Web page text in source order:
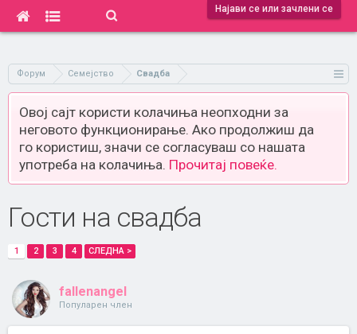
Најави се или зачлени се
Форум Семејство Свадба
Овој сајт користи колачиња неопходни за
неговото функционирање. Ако продолжиш да
го користиш, значи се согласуваш со нашата
употреба на колачиња. Прочитај повеќе.
Гости на свадба
1 2 3 4 СЛЕДНА >
fallenangel
Популарен член